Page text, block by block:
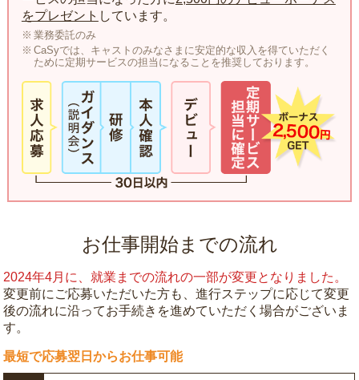
をプレゼント しています。
業務委託のみ
CaSyでは、キャストのみなさまに安定的な収入を得ていただく
ために定期サービスの担当になることを推奨しております。
お仕事開始までの流れ
2024年4月に、就業までの流れの一部が変更となりました。
変更前にご応募いただいた方も、進行ステップに応じて変更
後の流れに沿ってお手続きを進めていただく場合がございま
す。
最短で応募翌日からお仕事可能